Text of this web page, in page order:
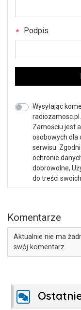
Podpis
Wysyłając
Zamościu jest
osobowych dla
serwisu.
ochronie
dobrowolne,
do treści
Komentarze
Aktualnie nie ma
swój komentarz.